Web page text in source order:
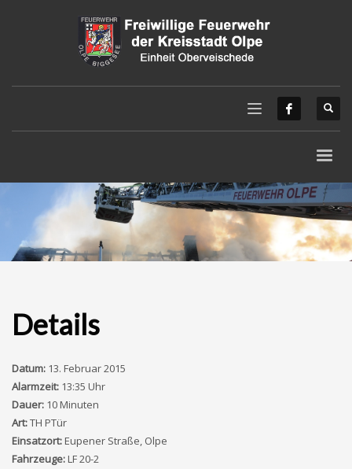
Details
Datum: 13. Februar 2015
Alarmzeit: 13:35 Uhr
Dauer: 10 Minuten
Art:TH PTür
Einsatzort:Eupener Straße, Olpe
Fahrzeuge:LF 20-2